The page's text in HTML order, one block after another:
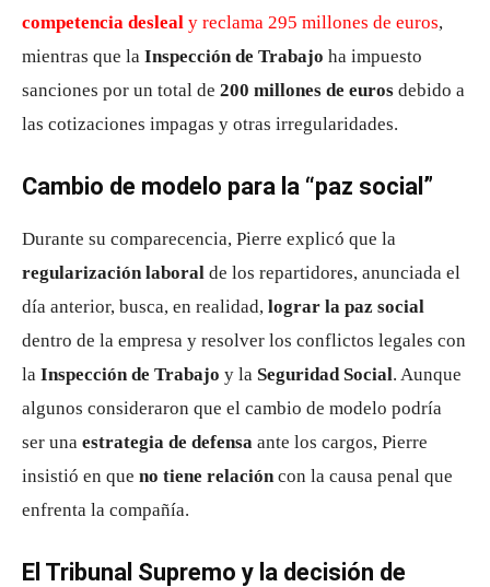
competencia desleal y reclama 295 millones de euros,
mientras que la Inspección de Trabajo ha impuesto
sanciones por un total de 200 millones de euros debido a
las cotizaciones impagas y otras irregularidades.
Cambio de modelo para la “paz social”
Durante su comparecencia, Pierre explicó que la
regularización laboral de los repartidores, anunciada el
día anterior, busca, en realidad, lograr la paz social
dentro de la empresa y resolver los conflictos legales con
la Inspección de Trabajo y la Seguridad Social. Aunque
algunos consideraron que el cambio de modelo podría
ser una estrategia de defensa ante los cargos, Pierre
insistió en que no tiene relacióncon la causa penal que
enfrenta la compañía.
El Tribunal Supremo y la decisión de